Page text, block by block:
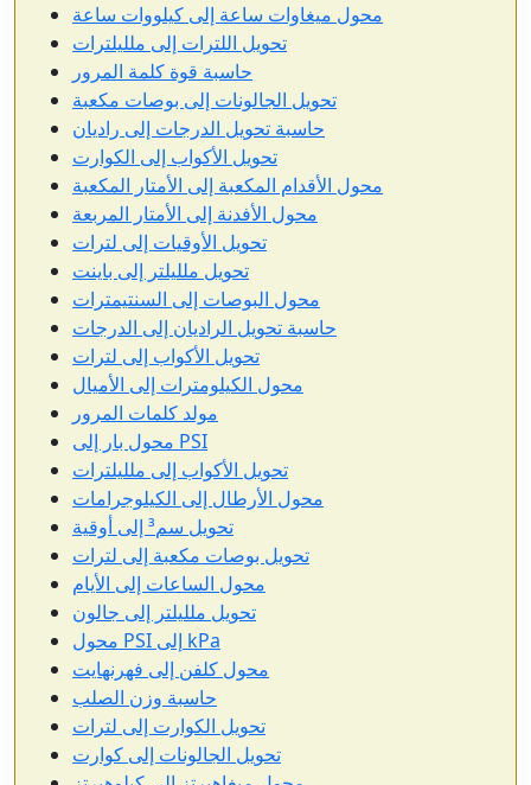
محول ميغاوات ساعة إلى كيلووات ساعة
تحويل اللترات إلى ملليلترات
حاسبة قوة كلمة المرور
تحويل الجالونات إلى بوصات مكعبة
حاسبة تحويل الدرجات إلى راديان
تحويل الأكواب إلى الكوارت
محول الأقدام المكعبة إلى الأمتار المكعبة
محول الأفدنة إلى الأمتار المربعة
تحويل الأوقيات إلى لترات
تحويل ملليلتر إلى باينت
محول البوصات إلى السنتيمترات
حاسبة تحويل الراديان إلى الدرجات
تحويل الأكواب إلى لترات
محول الكيلومترات إلى الأميال
مولد كلمات المرور
محول بار إلى PSI
تحويل الأكواب إلى ملليلترات
محول الأرطال إلى الكيلوجرامات
تحويل سم³ إلى أوقية
تحويل بوصات مكعبة إلى لترات
محول الساعات إلى الأيام
تحويل ملليلتر إلى جالون
محول PSI إلى kPa
محول كلفن إلى فهرنهايت
حاسبة وزن الصلب
تحويل الكوارت إلى لترات
تحويل الجالونات إلى كوارت